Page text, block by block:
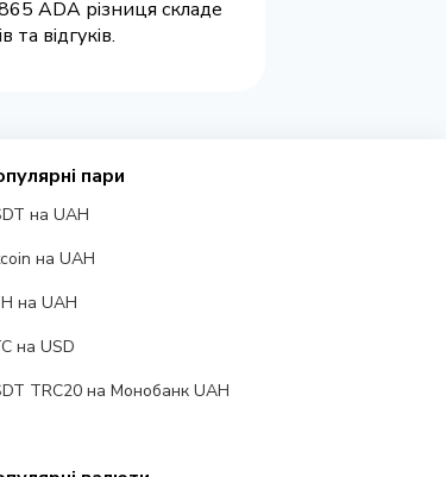
ADA різниця складе
відгуків.
пари
на UAH
на UAH
на UAH
на USD
TRC20 на Монобанк UAH